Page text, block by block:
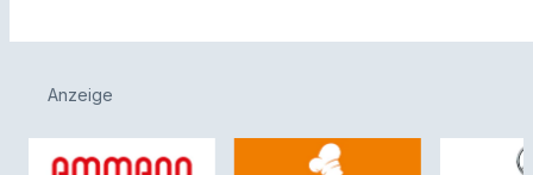
Anzeige